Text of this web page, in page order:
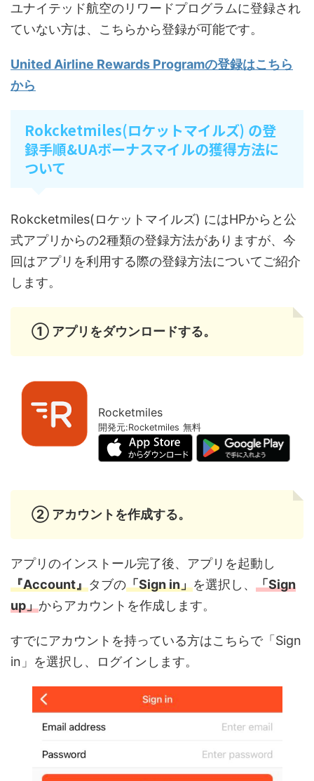
ユナイテッド航空のリワードプログラムに登録され
ていない方は、こちらから登録が可能です。
United Airline Rewards Programの登録はこちら
から
Rokcketmiles(ロケットマイルズ) の登
録手順&UAボーナスマイルの獲得方法に
ついて
Rokcketmiles(ロケットマイルズ) にはHPからと公
式アプリからの2種類の登録方法がありますが、今
回はアプリを利用する際の登録方法についてご紹介
します。
① アプリをダウンロードする。
Rocketmiles
開発元:Rocketmiles 無料
② アカウントを作成する。
アプリのインストール完了後、アプリを起動し
『Account』タブの「Sign in」を選択し、 「Sign
up」からアカウントを作成します。
すでにアカウントを持っている方はこちらで「Sign
in」を選択し、ログインします。